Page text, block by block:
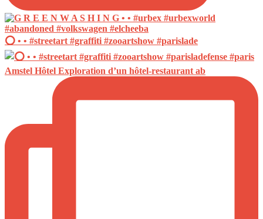
⭕️ • • #streetart #graffiti #zooartshow #parislade
Amstel Hôtel Exploration d’un hôtel-restaurant ab